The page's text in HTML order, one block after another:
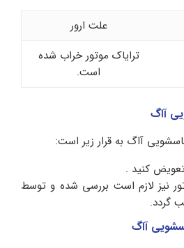
علت ارور
ترایاک موتور خراب شده
است.
کنید .
نیز لازم است بررسی شده و توسط
گردد.